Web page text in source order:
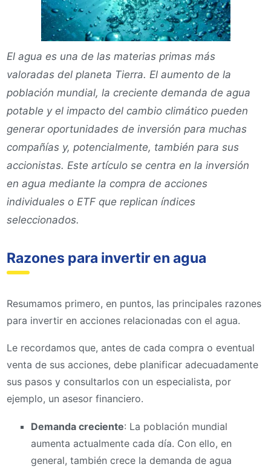
El agua es una de las materias primas más
valoradas del planeta Tierra. El aumento de la
población mundial, la creciente demanda de agua
potable y el impacto del cambio climático pueden
generar oportunidades de inversión para muchas
compañías y, potencialmente, también para sus
accionistas. Este artículo se centra en la inversión
en agua mediante la compra de acciones
individuales o ETF que replican índices
seleccionados.
Razones para invertir en agua
Resumamos primero, en puntos, las principales razones
para invertir en acciones relacionadas con el agua.
Le recordamos que, antes de cada compra o eventual
venta de sus acciones, debe planificar adecuadamente
sus pasos y consultarlos con un especialista, por
ejemplo, un asesor financiero.
Demanda creciente: La población mundial
aumenta actualmente cada día. Con ello, en
general, también crece la demanda de agua